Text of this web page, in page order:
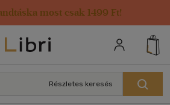
most csak 1499 Ft!
Kártya adatai
Részletes keresés